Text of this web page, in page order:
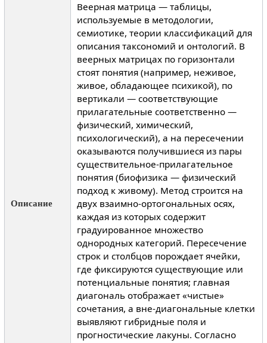
Описание
Веерная матрица — таблицы,
используемые в методологии,
семиотике, теории классификаций для
описания таксономий и онтологий. В
веерных матрицах по горизонтали
стоят понятия (например, неживое,
живое, обладающее психикой), по
вертикали — соответствующие
прилагательные соответственно —
физический, химический,
психологический), а на пересечении
оказываются получившиеся из пары
существительное-прилагательное
понятия (биофизика — физический
подход к живому). Метод строится на
двух взаимно-ортогональных осях,
каждая из которых содержит
градуированное множество
однородных категорий. Пересечение
строк и столбцов порождает ячейки,
где фиксируются существующие или
потенциальные понятия; главная
диагональ отображает «чистые»
сочетания, а вне-диагональные клетки
выявляют гибридные поля и
прогностические лакуны. Согласно